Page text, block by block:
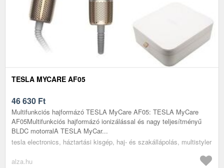
TESLA MYCARE AF05
46 630 Ft
Multifunkciós hajformázó TESLA MyCare AF05: TESLA MyCare
AF05Multifunkciós hajformázó ionizálással és nagy teljesítményű
BLDC motorralA TESLA MyCar...
tesla electronics, háztartási kisgép, haj- és szakállápolás, multistyler
alza.hu